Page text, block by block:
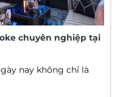
chuyên nghiệp tại
nay không chỉ là